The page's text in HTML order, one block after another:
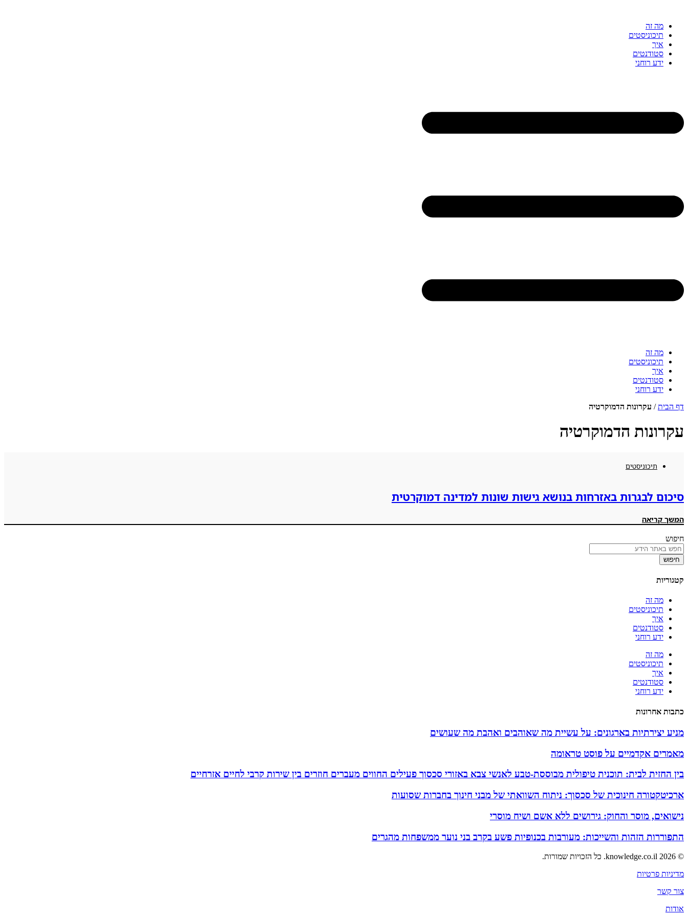
מה זה
תיכוניסטים
איך
סטודנטים
ידע רוחני
מה זה
תיכוניסטים
איך
סטודנטים
ידע רוחני
דף הבית/ עקרונות הדמוקרטיה
עקרונות הדמוקרטיה
תיכוניסטים
סיכום לבגרות באזרחות בנושא גישות שונות למדינה דמוקרטית
המשך קריאה
חיפוש
חיפוש
קטגוריות
מה זה
תיכוניסטים
איך
סטודנטים
ידע רוחני
מה זה
תיכוניסטים
איך
סטודנטים
ידע רוחני
כתבות אחרונות
מניע יצירתיות בארגונים: על עשיית מה שאוהבים ואהבת מה שעושים
מאמרים אקדמיים על פוסט טראומה
בין החזית לבית: תוכנית טיפולית מבוססת-טבע לאנשי צבא באזורי סכסוך פעילים החווים מעברים חוזרים בין שירות קרבי לחיים אזרחיים
ארכיטקטורה חינוכית של סכסוך: ניתוח השוואתי של מבני חינוך בחברות שסועות
נישואים, מוסר והחוק: גירושים ללא אשם ושיח מוסרי
התפוררות הזהות והשייכות: מעורבות בכנופיות פשע בקרב בני נוער ממשפחות מהגרים
© 2026 knowledge.co.il. כל הזכויות שמורות.
מדיניות פרטיות
צור קשר
אודות